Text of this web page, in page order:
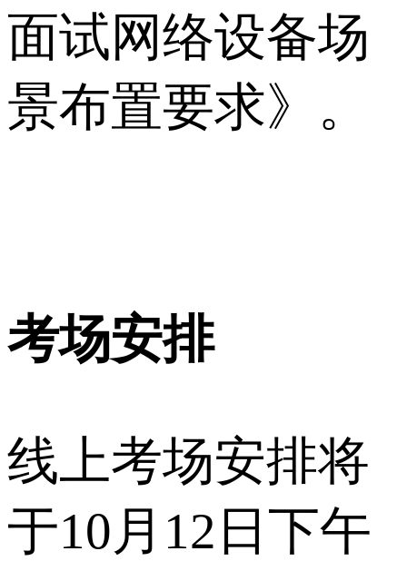
面试网络设备场
景布置要求》。
考场安排
线上考场安排将
于10月12日下午